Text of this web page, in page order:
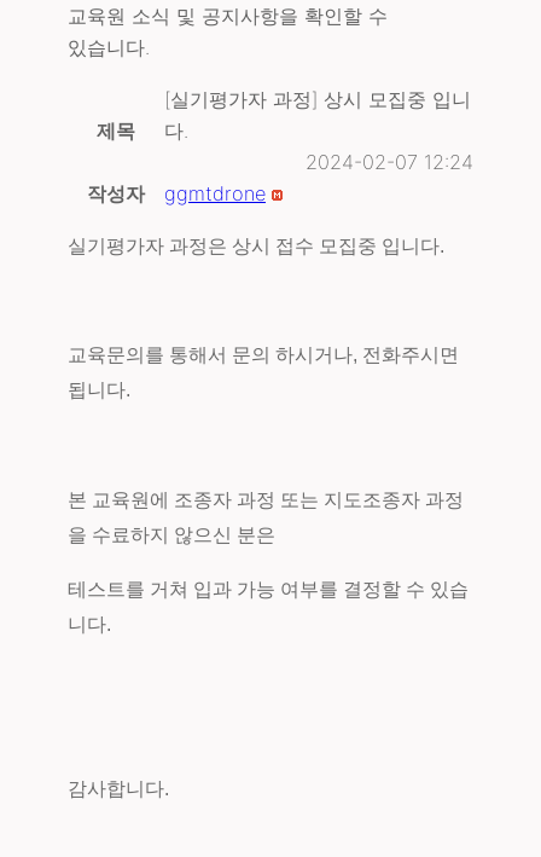
교육원 소식 및 공지사항을 확인할 수
있습니다.
제목
[실기평가자 과정] 상시 모집중 입니
다.
2024-02-07 12:24
작성자
ggmtdrone
실기평가자 과정은 상시 접수 모집중 입니다.
교육문의를 통해서 문의 하시거나, 전화주시면
됩니다.
본 교육원에 조종자 과정 또는 지도조종자 과정
을 수료하지 않으신 분은
테스트를 거쳐 입과 가능 여부를 결정할 수 있습
니다.
감사합니다.